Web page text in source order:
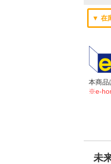
▼ 在
本商品
※e-
未